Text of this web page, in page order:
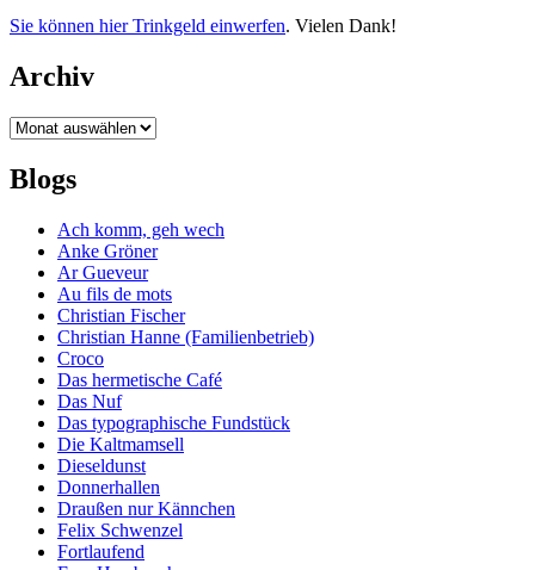
Sie können hier Trinkgeld einwerfen. Vielen Dank!
Archiv
Archiv
Blogs
Ach komm, geh wech
Anke Gröner
Ar Gueveur
Au fils de mots
Christian Fischer
Christian Hanne (Familienbetrieb)
Croco
Das hermetische Café
Das Nuf
Das typographische Fundstück
Die Kaltmamsell
Dieseldunst
Donnerhallen
Draußen nur Kännchen
Felix Schwenzel
Fortlaufend